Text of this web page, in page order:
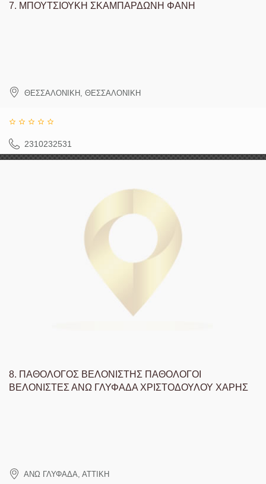
7. ΜΠΟΥΤΣΙΟΥΚΗ ΣΚΑΜΠΑΡΔΩΝΗ ΦΑΝΗ
ΘΕΣΣΑΛΟΝΙΚΗ ΘΕΣΣΑΛΟΝΙΚΗ
2310232531
8. ΠΑΘΟΛΟΓΟΣ ΒΕΛΟΝΙΣΤΗΣ ΠΑΘΟΛΟΓΟΙ
ΒΕΛΟΝΙΣΤΕΣ ΑΝΩ ΓΛΥΦΑΔΑ ΧΡΙΣΤΟΔΟΥΛΟΥ ΧΑΡΗΣ
ΑΝΩ ΓΛΥΦΑΔΑ, ΑΤΤΙΚΗ